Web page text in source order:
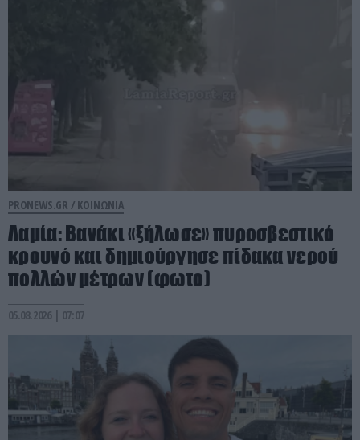
PRONEWS.GR / ΚΟΙΝΩΝΙΑ
Λαμία: Βανάκι «ξήλωσε» πυροσβεστικό
κρουνό και δημιούργησε πίδακα νερού
πολλών μέτρων (φωτο)
05.08.2026 | 07:07